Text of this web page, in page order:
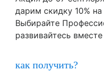
дарим скидку 10%
Выбирайте
развивайтесь
как получить?